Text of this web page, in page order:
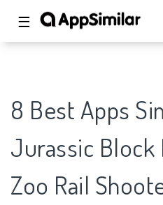
☰
8 Best Apps
Jurassic
Zoo Rail